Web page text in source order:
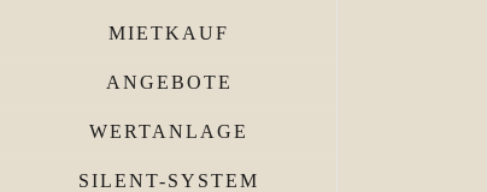
MIETKAUF
ANGEBOTE
WERTANLAGE
SILENT-SYSTEM